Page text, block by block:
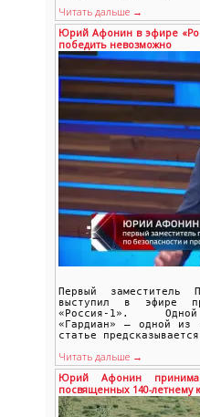
Читать дальше →
Юрий Афонин в эфире
победить невозможно
Первый
выступил в эфире
«Россия-1». Одной
«Гардиан» – одной из
статье
Читать дальше →
Юрий Афонин
посвященных 140-